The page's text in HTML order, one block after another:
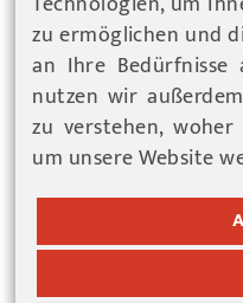
zu ermöglichen und
an Ihre Bedürfnisse
nutzen wir
zu verstehen,
um unsere Website